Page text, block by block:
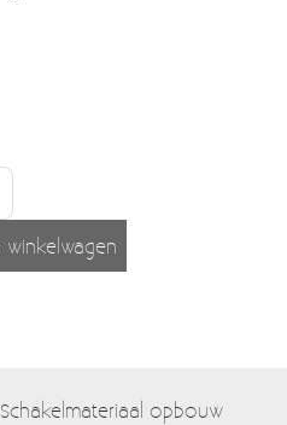
Schakelmateriaal opbouw